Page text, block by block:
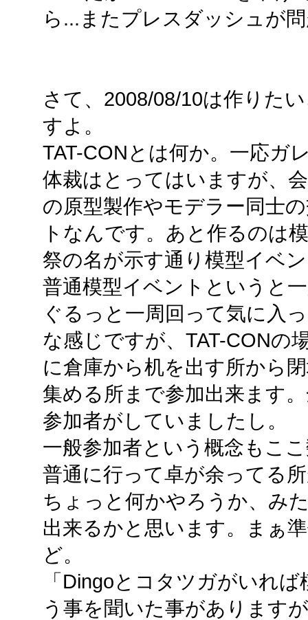
ら...またプレスダッシュが
さて、2008/08/10は作りた
すよ。
TAT-CONとは何か。一応ガ
体裁はとってはいますが、
の原型製作やモデラー同士
トなんです。あと作るのは
祭の名が示す通り模型イベ
普通模型イベントというと
ぐるっと一周回って気に入
な感じですが、TAT-CONの
に倉庫から机を出す所から
集める所まで参加出来ます
参加者がしていましたし。
一般参加者という概念もこ
普通に行って卓が余ってる
ちょっと何かやろうか、み
出来るかと思います。まぁ
ど。
「Dingoとコタツガがいれ
う事を聞いた事があります